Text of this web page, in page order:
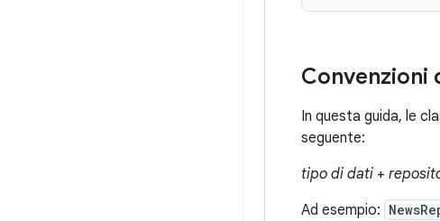
Convenzioni
In questa guida, le
seguente:
tipo di dati +
Ad esempio: